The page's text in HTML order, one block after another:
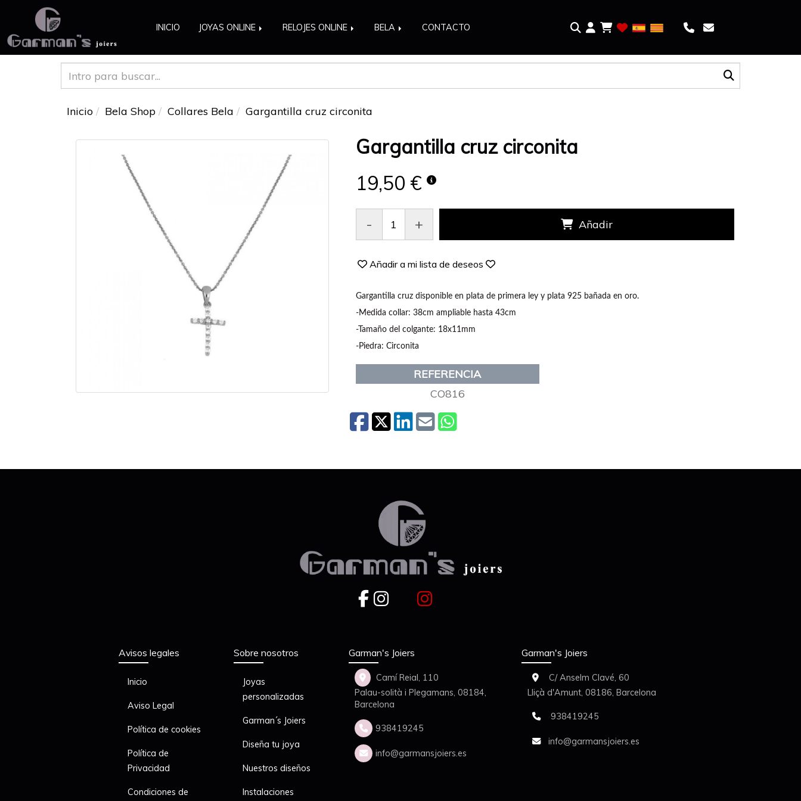
INICIO JOYAS ONLINE RELOJES ONLINE BELA CONTACTO
Inicio Bela Shop Collares Bela Gargantilla cruz circonita
Gargantilla cruz circonita
19,50 €
- + Añadir
Añadir a mi lista de deseos
Gargantilla cruz disponible en plata de primera ley y plata 925 bañada en oro.
-Medida collar: 38cm ampliable hasta 43cm
-Tamaño del colgante: 18x11mm
-Piedra: Circonita
REFERENCIA
CO816
Avisos legales
Inicio
Aviso Legal
Política de cookies
Política de
Privacidad
Condiciones de
Sobre nosotros
Joyas
personalizadas
Garman´s Joiers
Diseña tu joya
Nuestros diseños
Instalaciones
Garman's Joiers
Camí Reial, 110
Palau-solità i Plegamans,08184,
Barcelona
938419245
info garmansjoiers.es
Garman's Joiers
C/ Anselm Clavé, 60
Lliçà d'Amunt,08186,Barcelona
938419245
info garmansjoiers.es